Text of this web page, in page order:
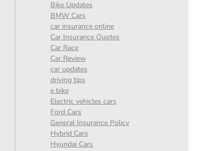
Bike Updates
BMW Cars
car insurance online
Car Insurance Quotes
Car Race
Car Review
car updates
driving tips
e bike
Electric vehicles cars
Ford Cars
General Insurance Policy
Hybrid Cars
Hyundai Cars